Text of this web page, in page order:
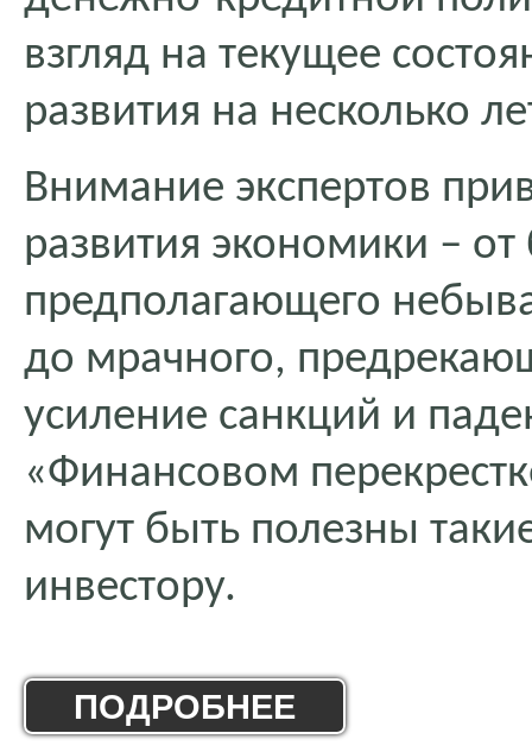
взгляд на текущее
развития на несколько
Внимание экспертов
развития экономики – от
предполагающего
до мрачного,
усиление санкций и
«Финансовом
могут быть полезны
инвестору.
ПОДРОБНЕЕ